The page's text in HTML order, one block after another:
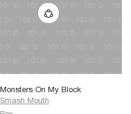
Monsters On My Block
Smash Mouth